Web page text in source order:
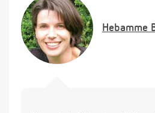
Hebamme